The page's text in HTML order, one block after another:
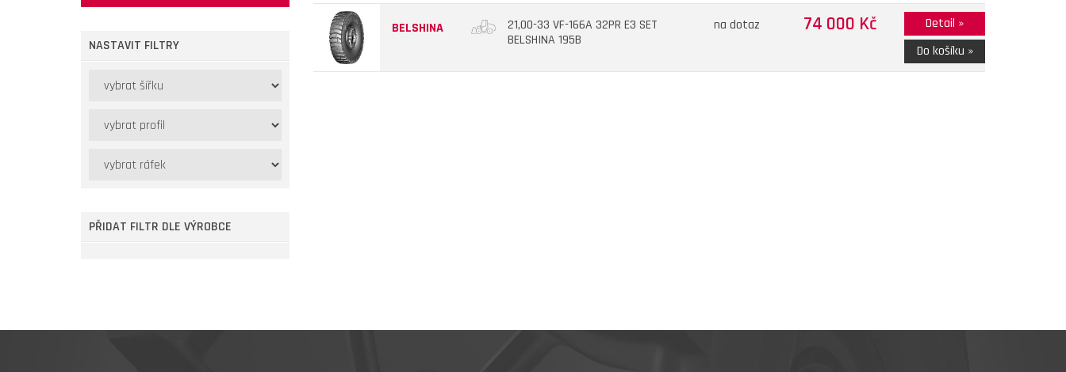
NASTAVIT FILTRY
PŘIDAT FILTR DLE VÝROBCE
BELSHINA
21,00-33 VF-166A 32PR E3 SET
BELSHINA 195B
na dotaz 74 000 Kč
Detail »
Do košíku »